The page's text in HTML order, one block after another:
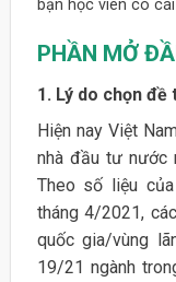
bạn học viên có
PHẦN MỞ
1. Lý do chọn đề
Hiện nay Việt
nhà đầu tư nước
Theo số liệu
tháng 4/2021,
quốc gia/vùng
19/21 ngành